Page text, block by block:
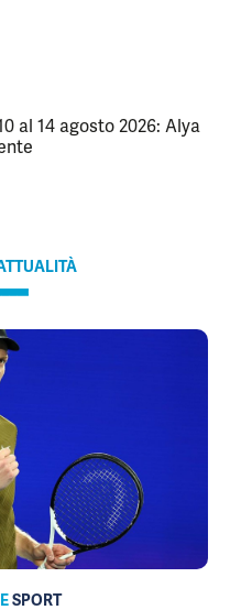
al 14 agosto 2026: Alya
SPORT